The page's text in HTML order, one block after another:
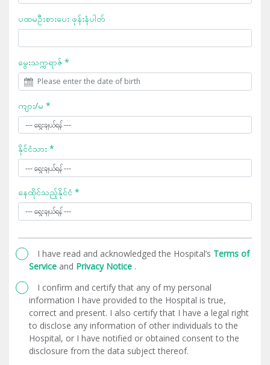
ပထမဦးစားပေး ဖုန်းနံပါတ်
မွေးသက္ကရာဇ် *
ကျား/မ *
နိုင်ငံသား *
နေထိုင်သည့်နိုင်ငံ *
I have read and acknowledged the Hospital’s Terms of
Service and Privacy Notice .
I confirm and certify that any of my personal
information I have provided to the Hospital is true,
correct and present. I also certify that I have a legal right
to disclose any information of other individuals to the
Hospital, or I have notified or obtained consent to the
disclosure from the data subject thereof.